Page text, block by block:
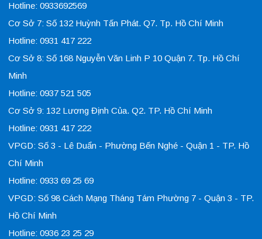
Hotline: 0933692569
Cơ Sở 7: Số 132 Huỳnh Tấn Phát. Q7. Tp. Hồ Chí Minh
Hotline: 0931 417 222
Cơ Sở 8: Số 168 Nguyễn Văn Linh P 10 Quận 7. Tp. Hồ Chí
Minh
Hotline: 0937 521 505
Cơ Sở 9: 132 Lương Định Của. Q2. TP. Hồ Chí Minh
Hotline: 0931 417 222
VPGD: Số 3 - Lê Duẩn - Phường Bến Nghé - Quận 1 - TP. Hồ
Chí Minh
Hotline: 0933 69 25 69
VPGD: Số 98 Cách Mạng Tháng Tám Phường 7 - Quận 3 - TP.
Hồ Chí Minh
Hotline: 0936 23 25 29